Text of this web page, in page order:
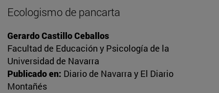
Ecologismo de pancarta
Gerardo Castillo Ceballos
Facultad de Educación y Psicología de la
Universidad de Navarra
Publicado en: Diario de Navarra y El Diario
Montañés